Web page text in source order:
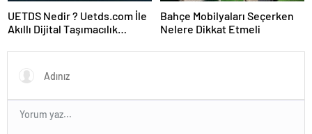
UETDS Nedir ? Uetds.com İle
Akıllı Dijital Taşımacılık
Bahçe Mobilyaları Seçerken
Nelere Dikkat Etmeli